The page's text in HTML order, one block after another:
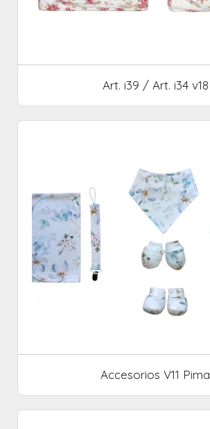
Art. i39 / Art. i34 v18
Accesorios V11 Pima